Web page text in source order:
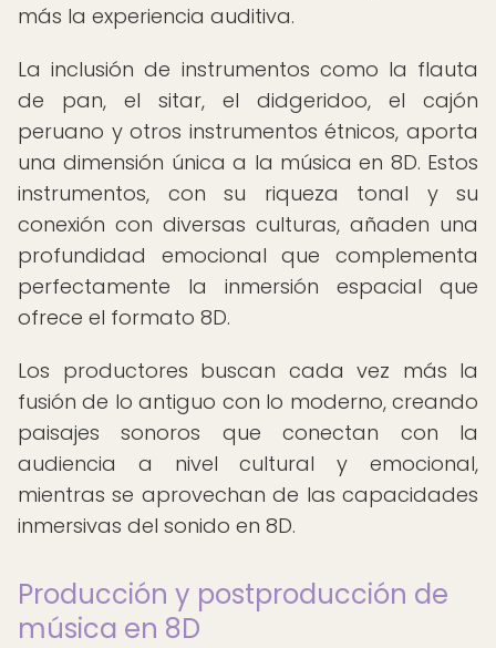
más la experiencia auditiva.
La inclusión de instrumentos como la flauta
de pan, el sitar, el didgeridoo, el cajón
peruano y otros instrumentos étnicos, aporta
una dimensión única a la música en 8D. Estos
instrumentos, con su riqueza tonal y su
conexión con diversas culturas, añaden una
profundidad emocional que complementa
perfectamente la inmersión espacial que
ofrece el formato 8D.
Los productores buscan cada vez más la
fusión de lo antiguo con lo moderno, creando
paisajes sonoros que conectan con la
audiencia a nivel cultural y emocional,
mientras se aprovechan de las capacidades
inmersivas del sonido en 8D.
Producción y postproducción de
música en 8D